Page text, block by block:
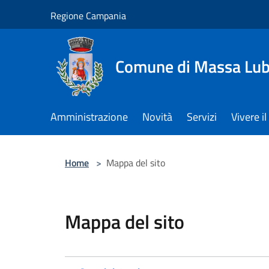
Regione Campania
Comune di Massa
Amministrazione Novità Servizi Vivere
Home > Mappa del sito
Mappa del sito